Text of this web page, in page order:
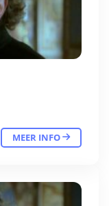
MEER INFO